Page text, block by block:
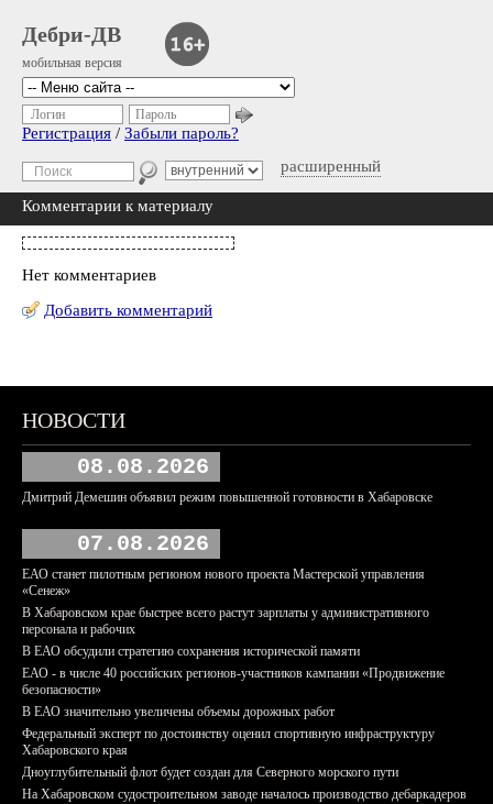
Дебри-ДВ
мобильная версия
расширенный
Логин Пароль
Регистрация / Забыли пароль?
Комментарии к материалу
Нет комментариев
Добавить комментарий
НОВОСТИ
08.08.2026
Дмитрий Демешин объявил режим повышенной готовности в Хабаровске
07.08.2026
ЕАО станет пилотным регионом нового проекта Мастерской управления
«Сенеж»
В Хабаровском крае быстрее всего растут зарплаты у административного
персонала и рабочих
В ЕАО обсудили стратегию сохранения исторической памяти
ЕАО - в числе 40 российских регионов-участников кампании «Продвижение
безопасности»
В ЕАО значительно увеличены объемы дорожных работ
Федеральный эксперт по достоинству оценил спортивную инфраструктуру
Хабаровского края
Дноуглубительный флот будет создан для Северного морского пути
На Хабаровском судостроительном заводе началось производство дебаркадеров